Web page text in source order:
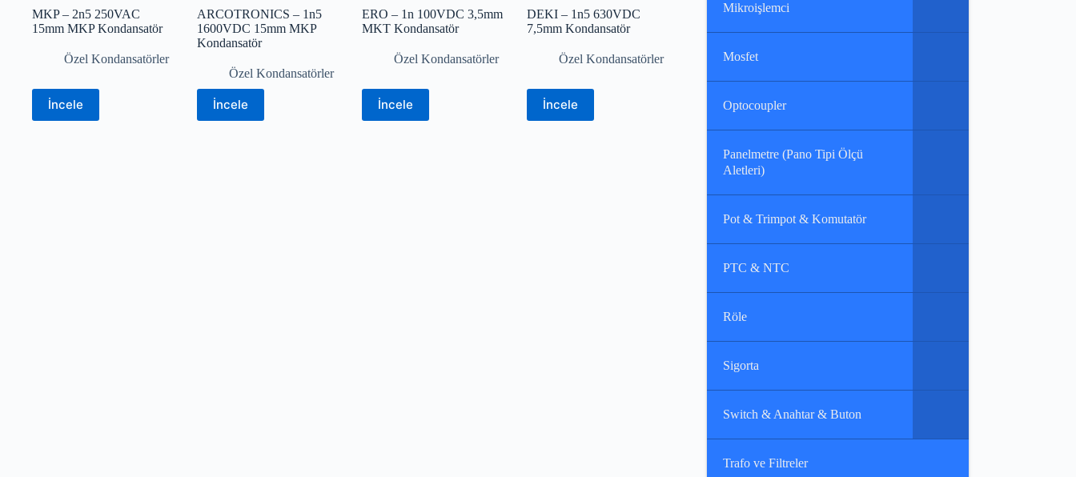
MKP – 2n5 250VAC
15mm MKP Kondansatör
Özel Kondansatörler
İncele
ARCOTRONICS – 1n5
1600VDC 15mm MKP
Kondansatör
Özel Kondansatörler
İncele
ERO – 1n 100VDC 3,5mm
MKT Kondansatör
Özel Kondansatörler
İncele
DEKI – 1n5 630VDC
7,5mm Kondansatör
Özel Kondansatörler
İncele
Mikroişlemci
Mosfet
Optocoupler
Panelmetre (Pano Tipi Ölçü
Aletleri)
Pot & Trimpot & Komutatör
PTC & NTC
Röle
Sigorta
Switch & Anahtar & Buton
Trafo ve Filtreler